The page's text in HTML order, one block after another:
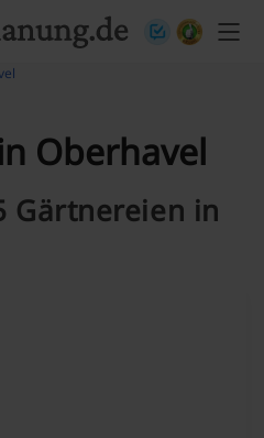
Oberhavel
Gärtnereien in